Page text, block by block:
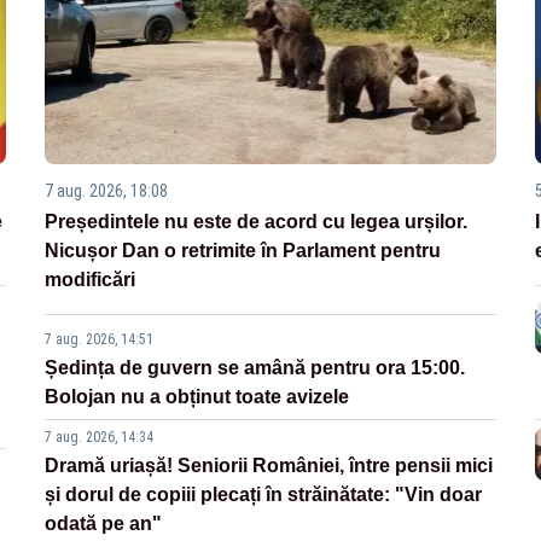
7 aug. 2026, 18:08
Președintele nu este de acord cu legea urșilor.
Nicușor Dan o retrimite în Parlament pentru
modificări
7 aug. 2026, 14:51
Ședința de guvern se amână pentru ora 15:00.
Bolojan nu a obținut toate avizele
7 aug. 2026, 14:34
Dramă uriașă! Seniorii României, între pensii mici
și dorul de copiii plecați în străinătate: "Vin doar
odată pe an"